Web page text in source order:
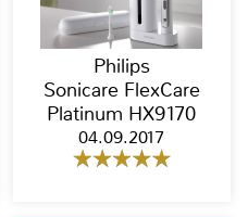
Philips
Sonicare FlexCare
Platinum HX9170
04.09.2017